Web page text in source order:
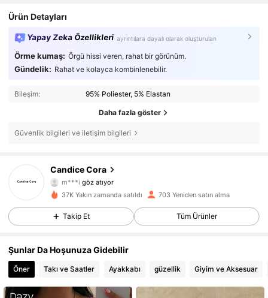
Ürün Detayları
Yapay Zeka Özellikleri ayrıntılara dayalı olarak oluşturulan
Örme kumaş: Örgü hissi veren, rahat bir görünüm.
Gündelik: Rahat ve kolayca kombinlenebilir.
Bileşim: 95% Poliester, 5% Elastan
Daha fazla göster
Güvenlik bilgileri ve iletişim bilgileri
Candice Cora
4,64 179 Takipçiler
4,64 179 Takipçiler
4,64 179 Takipçiler
179 Takipçiler
37K Yakın zamanda satıldı 703 Yeniden satın alma
Takip Et Tüm Ürünler
Şunlar Da Hoşunuza Gidebilir
Öner Takı ve Saatler Ayakkabı güzellik Giyim ve Aksesuar